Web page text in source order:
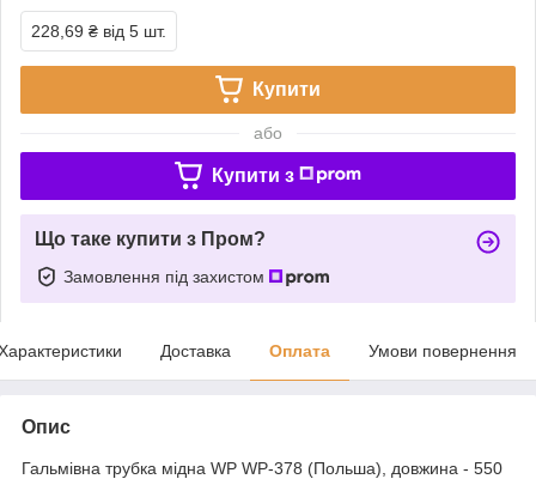
228,69 ₴ від 5 шт.
Купити
або
Купити з
Що таке купити з Пром?
Замовлення під захистом
Доставка Оплата Умови повернення
Опис
Гальмівна трубка мідна WP WP-378 (Польша), довжина - 550